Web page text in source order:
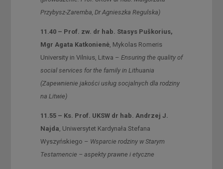
Przybysz-Zaremba, Dr Agnieszka Regulska)
11.40 – Prof. zw. dr hab. Stasys Puškorius,
Mgr Agata Katkonienė, Mykolas Romeris
University in Vilnius, Litwa – Ensuring the quality of
social services for the family in Lithuania
(Zapewnienie jakości usług socjalnych dla rodziny
na Litwie)
11.55 – Ks. Prof. UKSW dr hab. Andrzej J.
Najda , Uniwersytet Kardynała Stefana
Wyszyńskiego – Wsparcie rodziny w Starym
Testamencie – aspekty prawne i etyczne